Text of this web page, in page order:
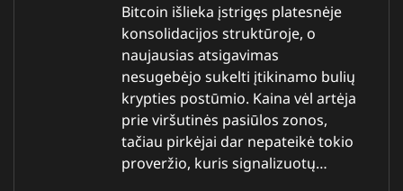
Bitcoin išlieka įstrigęs platesnėje
konsolidacijos struktūroje, o
naujausias atsigavimas
nesugebėjo sukelti įtikinamo bulių
krypties postūmio. Kaina vėl artėja
prie viršutinės pasiūlos zonos,
tačiau pirkėjai dar nepateikė tokio
proveržio, kuris signalizuotų…